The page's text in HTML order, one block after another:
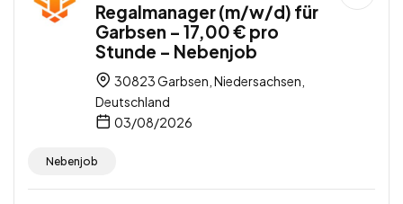
Regalmanager (m/w/d) für
Garbsen – 17,00 € pro
Stunde – Nebenjob
30823 Garbsen, Niedersachsen,
Deutschland
03/08/2026
Nebenjob